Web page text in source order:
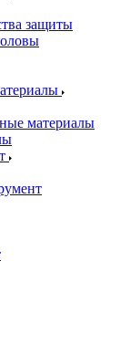
защиты
материалы